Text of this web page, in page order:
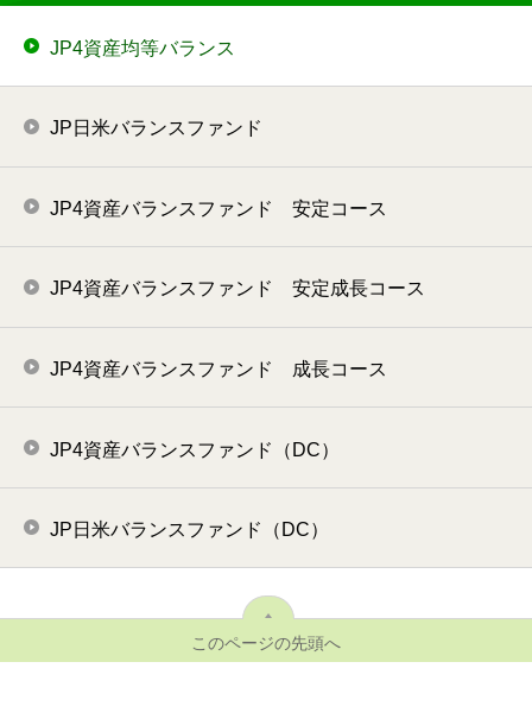
JP4資産均等バランス
JP日米バランスファンド
JP4資産バランスファンド 安定コース
JP4資産バランスファンド 安定成長コース
JP4資産バランスファンド 成長コース
JP4資産バランスファンド（DC）
JP日米バランスファンド（DC）
このページの先頭へ